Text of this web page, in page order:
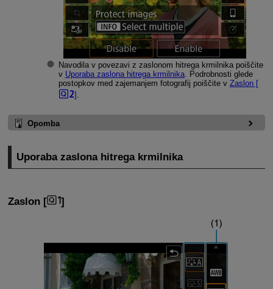
Navodila v povezavi z zaslonom hitrega krmilnika poiščite
v Uporaba zaslona hitrega krmilnika. Podrobnosti glede
postopkov med zajemanjem fotografij poiščite v Zaslon [
]
Opomba
Uporaba zaslona hitrega krmilnika
Zaslon [ ]